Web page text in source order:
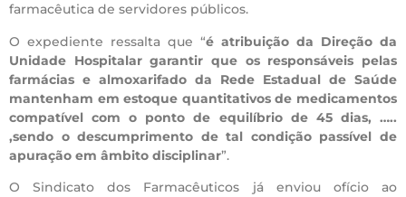
farmacêutica de servidores públicos.
O expediente ressalta que “é atribuição da Direção da
Unidade Hospitalar garantir que os responsáveis pelas
farmácias e almoxarifado da Rede Estadual de Saúde
mantenham em estoque quantitativos de medicamentos
compatível com o ponto de equilíbrio de 45 dias, …..
,sendo o descumprimento de tal condição passível de
apuração em âmbito disciplinar”.
O Sindicato dos Farmacêuticos já enviou ofício ao